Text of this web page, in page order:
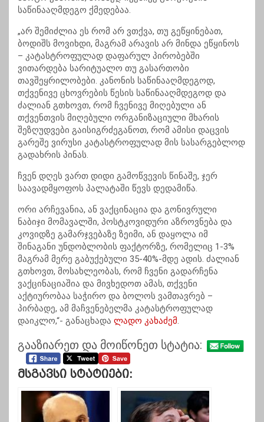
საწინააღმდეგო ქმედებაა.
„არ შემიძლია ეს რომ არ ვთქვა, თუ გეწყინებათ,
ბოდიშს მოვიხდი, მაგრამ არავის არ მინდა ეწყინოს
– კატასტროფულად დაფარულ პირობებში
ვითარდება სარიტუალო თუ გასართობი
თავშეყრილობები. კანონის საწინააღმდეგოდ,
თქვენივე ცხოვრების წესის საწინააღმდეგოდ და
ძალიან გთხოვთ, რომ ჩვენივე მიღებული ან
თქვენთვის მიღებული ორგანიზაციული მხარის
შეზღუდვები გაისიგრძეგანოთ, რომ ამისი დაცვის
გარეშე ვირუსი კატასტროფულად მის სასარგებლოდ
გადახრის პინას.
ჩვენ დღეს ვართ დიდი გამოწვევის წინაშე, ჯერ
საავადმყოფოს პალატაში წევს დედამიწა.
ორი არჩევანია, ან ვაქცინაცია და გონივრული
ნაბიჯი მომავალში, პოსტკოვიდური აზროვნება და
კოვიდზე გამარჯვებაზე ზეიმი, ან დაყოლა იმ
შინაგანი უნდობლობის ფაქტორზე, რომელიც 1-3%
მაგრამ მერე გაბუქებული 35-40%-მდე ადის. ძალიან
გთხოვთ, მოსახლეობას, რომ ჩვენი გადარჩენა
ვაქცინაციაშია და მივხედოთ ამას, თქვენი
აქტიურობაა საჭირო და ბოლოს ვამთავრებ –
პირბადე, ამ მაჩვენებელმა კატასტროფულად
დაიკლო,“- განაცხადა ლადო კახაძემ.
გააზიარეთ და მოიწონეთ სტატია:
Მსგავსი Სტატიები: